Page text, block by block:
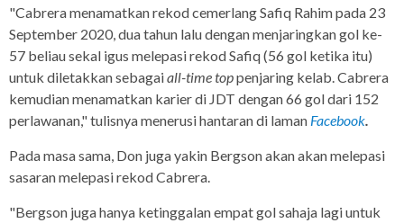
"Cabrera menamatkan rekod cemerlang Safiq Rahim pada 23
September 2020, dua tahun lalu dengan menjaringkan gol ke-
57 beliau sekal igus melepasi rekod Safiq (56 gol ketika itu)
untuk diletakkan sebagaiall-time toppenjaring kelab. Cabrera
kemudian menamatkan karier di JDT dengan 66 gol dari 152
perlawanan," tulisnya menerusi hantaran di laman Facebook.
Pada masa sama, Don juga yakin Bergson akan akan melepasi
sasaran melepasi rekod Cabrera.
"Bergson juga hanya ketinggalan empat gol sahaja lagi untuk